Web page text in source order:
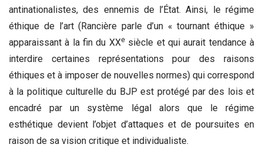
antinationalistes, des ennemis de l’État. Ainsi, le régime
éthique de l’art (Rancière parle d’un « tournant éthique »
apparaissant à la fin du XXesiècle et qui aurait tendance à
interdire certaines représentations pour des raisons
éthiques et à imposer de nouvelles normes) qui correspond
à la politique culturelle du BJP est protégé par des lois et
encadré par un système légal alors que le régime
esthétique devient l’objet d’attaques et de poursuites en
raison de sa vision critique et individualiste.